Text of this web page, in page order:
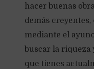
hacer buenas
demás
mediante el
buscar la riqueza
que tienes